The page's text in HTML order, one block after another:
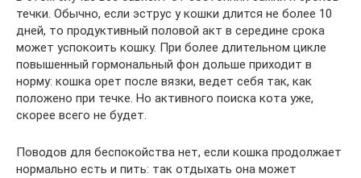
течки. Обычно, если эструс у кошки длится не более 10
дней, то продуктивный половой акт в середине срока
может успокоить кошку. При более длительном цикле
повышенный гормональный фон дольше приходит в
норму: кошка орет после вязки, ведет себя так, как
положено при течке. Но активного поиска кота уже,
скорее всего не будет.
Поводов для беспокойства нет, если кошка продолжает
нормально есть и пить: так отдыхать она может